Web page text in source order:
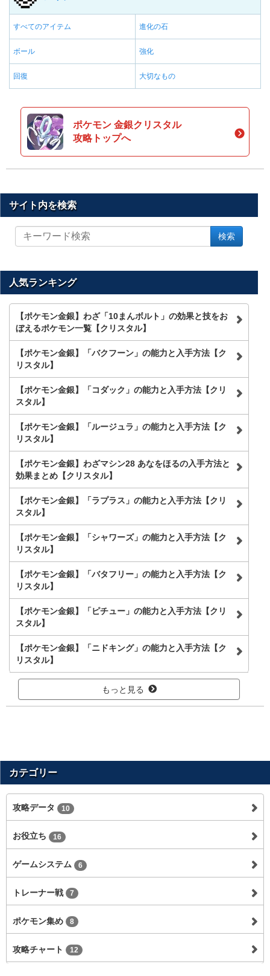
すべてのアイテム 進化の石
ボール 強化
回復 大切なもの
ポケモン 金銀クリスタル
攻略トップへ
サイト内を検索
イ
を
索
検索
人気ランキング
【ポケモン金銀】わざ「10まんボルト」の効果と技をお
ぼえるポケモン一覧【クリスタル】
【ポケモン金銀】「バクフーン」の能力と入手方法【ク
リスタル】
【ポケモン金銀】「コダック」の能力と入手方法【クリ
スタル】
【ポケモン金銀】「ルージュラ」の能力と入手方法【ク
リスタル】
【ポケモン金銀】わざマシン28 あなをほるの入手方法と
効果まとめ【クリスタル】
【ポケモン金銀】「ラプラス」の能力と入手方法【クリ
スタル】
【ポケモン金銀】「シャワーズ」の能力と入手方法【ク
リスタル】
【ポケモン金銀】「バタフリー」の能力と入手方法【ク
リスタル】
【ポケモン金銀】「ピチュー」の能力と入手方法【クリ
スタル】
【ポケモン金銀】「ニドキング」の能力と入手方法【ク
リスタル】
もっと見る
カテゴリー
攻略データ 10
お役立ち 16
ゲームシステム 6
トレーナー戦 7
ポケモン集め 8
攻略チャート 12